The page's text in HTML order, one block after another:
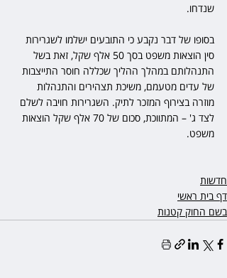
שנדחו.
בסופו של דבר נקבע כי התובעים ישלמו לשגרירות
סין הוצאות משפט בסך 50 אלף שקל, זאת בשל
התנהלותם במהלך ההליך שכללה חוסר התייצבות
של עדים מטעמם, משיכת תצהירים והתנהלות
מוזרה בצירוף המזכר לתיק. השגרירות חויבה לשלם
לצד ג' – המתווכת, סכום של 70 אלף שקל הוצאות
משפט.
חדשות
דף בית ראשי
בשם החוק קטנות